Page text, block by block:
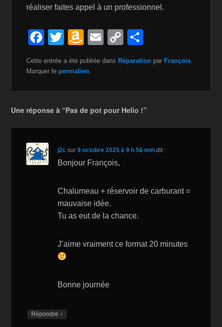
réaliser faites appel à un professionnel.
F
c
o
o
k
T
wi
tt
A
m
a
n
W
is
h
st
E
m
ail
C
o
p
n
k
ta
Cette entrée a été publiée dans Réparation par François.
Marquer le permalien.
Une réponse à “Pas de pot pour Helio !”
j2c sur9 octobre 2025 à 9 h 56 min dit :
Bonjour François,
Chalumeau + réservoir de carburant =
mauvaise idée.
Tu as eut de la chance.
J’aime vraiment ce format 20 minutes
Bonne journée
Répondre ↓